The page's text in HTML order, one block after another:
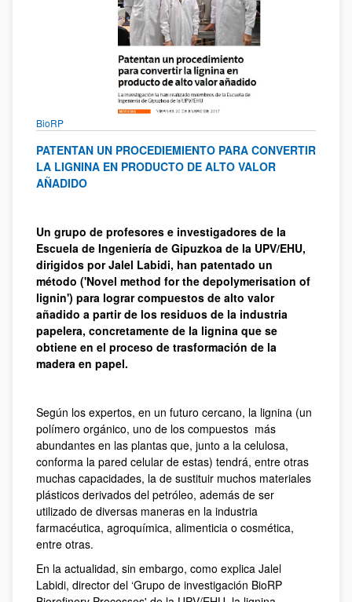
BioRP
PATENTAN UN PROCEDIEMIENTO PARA CONVERTIR
LA LIGNINA EN PRODUCTO DE ALTO VALOR
AÑADIDO
Un grupo de profesores e investigadores de la
Escuela de Ingeniería de Gipuzkoa de la UPV/EHU,
dirigidos por Jalel Labidi, han patentado un
método ('Novel method for the depolymerisation of
lignin') para lograr compuestos de alto valor
añadido a partir de los residuos de la industria
papelera, concretamente de la lignina que se
obtiene en el proceso de trasformación de la
madera en papel.
Según los expertos, en un futuro cercano, la lignina (un
polímero orgánico, uno de los compuestos más
abundantes en las plantas que, junto a la celulosa,
conforma la pared celular de estas) tendrá, entre otras
muchas capacidades, la de sustituir muchos materiales
plásticos derivados del petróleo, además de ser
utilizado de diversas maneras en la industria
farmacéutica, agroquímica, alimenticia o cosmética,
entre otras.
En la actualidad, sin embargo, como explica Jalel
Labidi, director del ‘Grupo de investigación BioRP